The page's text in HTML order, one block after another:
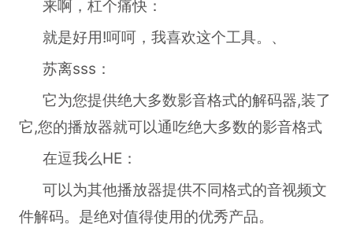
来啊，杠个痛快：
就是好用!呵呵，我喜欢这个工具。、
苏离sss：
它为您提供绝大多数影音格式的解码器,装了
它,您的播放器就可以通吃绝大多数的影音格式
在逗我么HE：
可以为其他播放器提供不同格式的音视频文
件解码。是绝对值得使用的优秀产品。